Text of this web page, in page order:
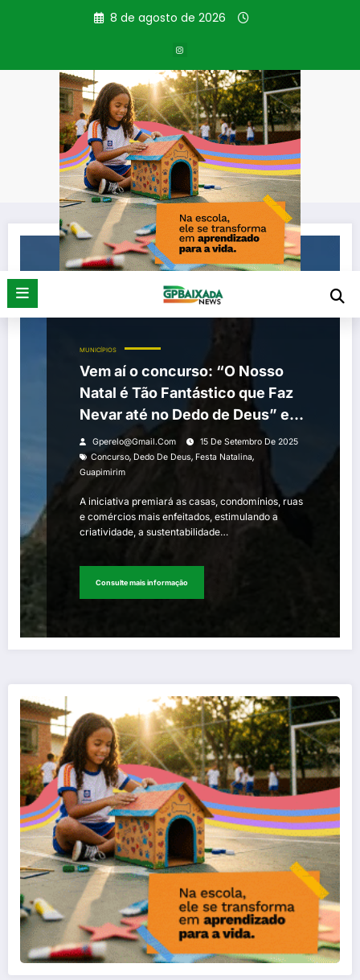
8 de agosto de 2026
Tag: Dedo de Deus
Página inicial Dedo de Deus
MUNICÍPIOS
Vem aí o concurso: “O Nosso
Natal é Tão Fantástico que Faz
Nevar até no Dedo de Deus” em
Guapimirim
Gperelo@gmail.com
15 De Setembro De 2025
Concurso, Dedo De Deus, Festa Natalina,
Guapimirim
A iniciativa premiará as casas, condomínios, ruas
e comércios mais enfeitados, estimulando a
criatividade, a sustentabilidade…
Consulte mais informação